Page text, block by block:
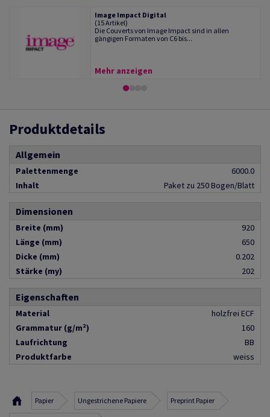
Image Impact Digital
(15 Artikel)
Die Couverts von Image Impact sind in allen
gängigen Formaten von C6 bis...
Mehr anzeigen
Produktdetails
Allgemein
Palettenmenge
6000.0
Inhalt
Paket zu 250 Bogen/Blatt
Dimensionen
Breite (mm)
920
Länge (mm)
650
Dicke (mm)
0.202
Stärke (my)
202
Eigenschaften
Material
holzfrei ECF
Grammatur (g/m²)
160
Laufrichtung
BB
Produktfarbe
weiss
Papier Ungestrichene Papiere Preprint Papier